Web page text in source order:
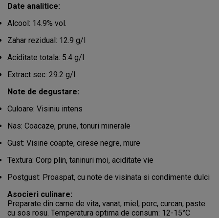
Date analitice:
Alcool: 14.9% vol.
Zahar rezidual: 12.9 g/l
Aciditate totala: 5.4 g/l
Extract sec: 29.2 g/l
Note de degustare:
Culoare: Visiniu intens
Nas: Coacaze, prune, tonuri minerale
Gust: Visine coapte, cirese negre, mure
Textura: Corp plin, taninuri moi, aciditate vie
Postgust: Proaspat, cu note de visinata si condimente dulci
Asocieri culinare:
Preparate din carne de vita, vanat, miel, porc, curcan, paste
cu sos rosu. Temperatura optima de consum: 12-15°C